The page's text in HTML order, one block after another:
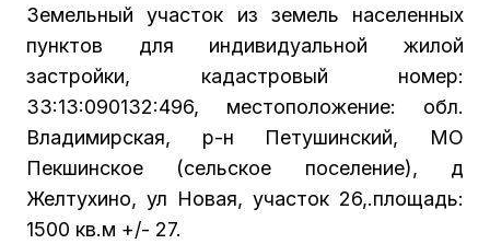
Земельный участок из земель населенных
пунктов для индивидуальной жилой
застройки, кадастровый номер:
33:13:090132:496, местоположение: обл.
Владимирская, р-н Петушинский, МО
Пекшинское (сельское поселение), д
Желтухино, ул Новая, участок 26,.площадь:
1500 кв.м +/- 27.